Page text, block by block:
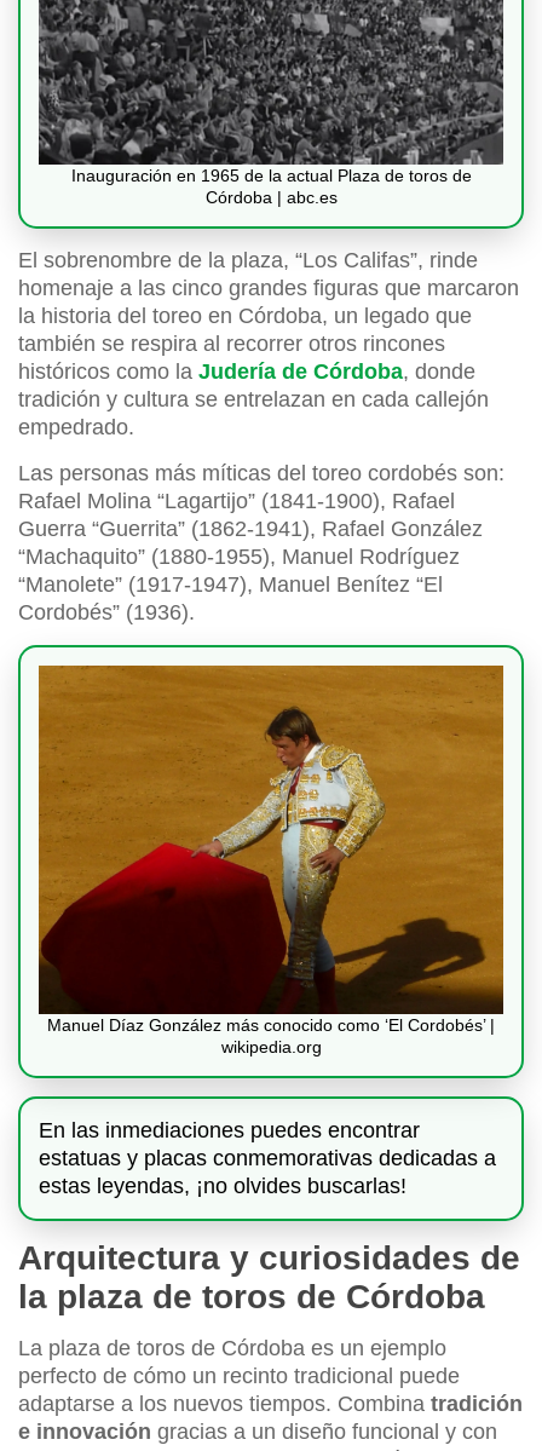
Inauguración en 1965 de la actual Plaza de toros de
Córdoba | abc.es
El sobrenombre de la plaza, “Los Califas”, rinde
homenaje a las cinco grandes figuras que marcaron
la historia del toreo en Córdoba, un legado que
también se respira al recorrer otros rincones
históricos como la Judería de Córdoba, donde
tradición y cultura se entrelazan en cada callejón
empedrado.
Las personas más míticas del toreo cordobés son:
Rafael Molina “Lagartijo” (1841-1900), Rafael
Guerra “Guerrita” (1862-1941), Rafael González
“Machaquito” (1880-1955), Manuel Rodríguez
“Manolete” (1917-1947), Manuel Benítez “El
Cordobés” (1936).
Manuel Díaz González más conocido como ‘El Cordobés’ |
wikipedia.org
En las inmediaciones puedes encontrar
estatuas y placas conmemorativas dedicadas a
estas leyendas, ¡no olvides buscarlas!
Arquitectura y curiosidades de
la plaza de toros de Córdoba
La plaza de toros de Córdoba es un ejemplo
perfecto de cómo un recinto tradicional puede
adaptarse a los nuevos tiempos. Combina tradición
e innovación gracias a un diseño funcional y con